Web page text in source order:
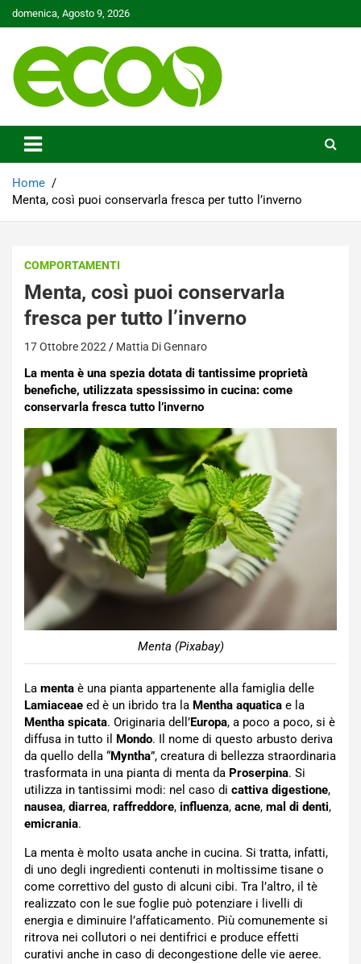
Skip
to
domenica, Agosto 9, 2026
Ecoo.it
Home
Menta, così puoi conservarla fresca per tutto l’inverno
COMPORTAMENTI
Menta, così puoi conservarla
fresca per tutto l’inverno
17 Ottobre 2022 Mattia Di Gennaro
La menta è una spezia dotata di tantissime proprietà
benefiche, utilizzata spessissimo in cucina: come
conservarla fresca tutto l’inverno
Menta (Pixabay)
La menta è una pianta appartenente alla famiglia delle
Lamiaceae ed è un ibrido tra la Mentha aquatica e la
Mentha spicata. Originaria dell’Europa, a poco a poco, si è
diffusa in tutto il Mondo. Il nome di questo arbusto deriva
da quello della “Myntha”, creatura di bellezza straordinaria
trasformata in una pianta di menta da Proserpina. Si
utilizza in tantissimi modi: nel caso di cattiva digestione,
nausea, diarrea, raffreddore, influenza, acne, mal di denti,
emicrania.
La menta è molto usata anche in cucina. Si tratta, infatti,
di uno degli ingredienti contenuti in moltissime tisane o
come correttivo del gusto di alcuni cibi. Tra l’altro, il tè
realizzato con le sue foglie può potenziare i livelli di
energia e diminuire l’affaticamento. Più comunemente si
ritrova nei collutori o nei dentifrici e produce effetti
curativi anche in caso di decongestione delle vie aeree.